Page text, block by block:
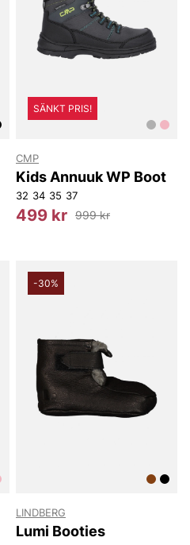
SÄNKT PRIS!
CMP
Kids Annuuk WP Boot
32 34 35 37
499 kr 999 kr
-30%
LINDBERG
Lumi Booties